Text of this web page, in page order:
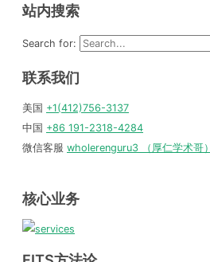
站内搜索
Search for:
联系我们
美国 +1(412)756-3137
中国 +86 191-2318-4284
微信客服 wholerenguru3 （厚仁学术哥）
核心业务